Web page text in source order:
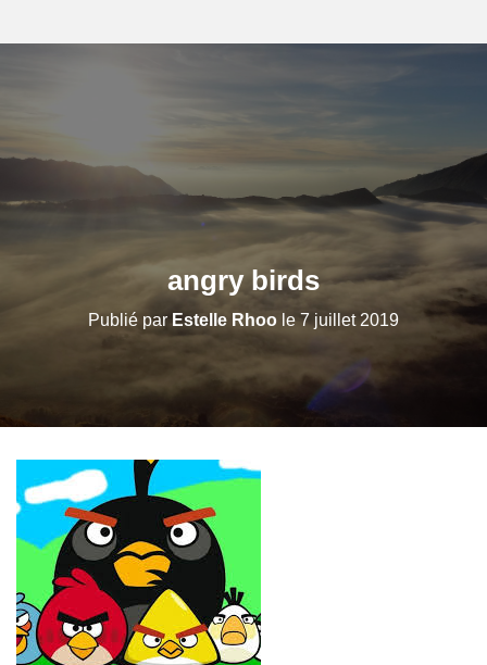
angry birds
Publié parEstelle Rhoo le7 juillet 2019